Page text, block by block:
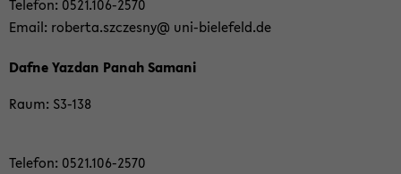
Te­le­fon: 0521.106-​2570
Email: ro­ber­ta.sz­czes­ny@ uni-​bielefeld.de
Dafne Yaz­dan Panah Sa­ma­ni
Raum: S3-​138
Te­le­fon: 0521.106-​2570